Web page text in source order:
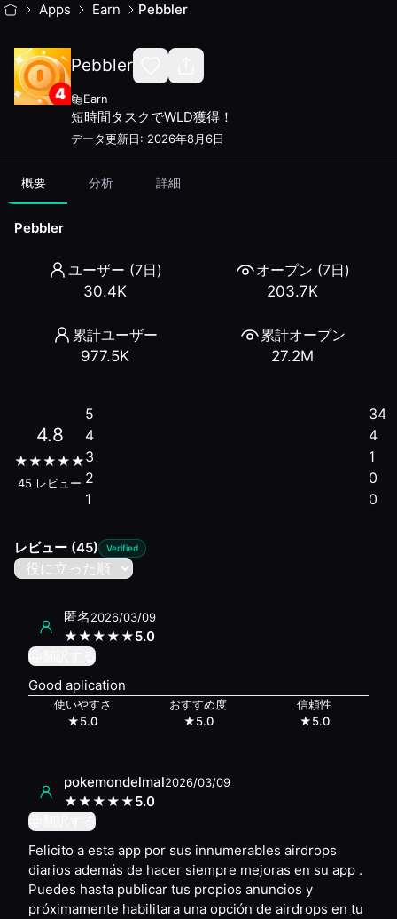
Pebbler— World Mini App Stats & Reviews
Category:Earn
Developer: Bridge Labs
Rank: #11
Users (7d):30.4K
Total Opens (7d):203.7K
Total Users:977.5K
Total Opens: 27.2M
Available since:
Developer Website:
7-day user change:-7.1%
)
3/5 | Usability:3 | Recommendation:3/5 |
Me gusta la aplicación da recompensas pero me gustaría
| Usability:
|
I congratulate this app for its countless daily airdrops as
Rating:4.7/5| Usability:
|
verify good app
| Usability:
|
Rating:5/5| Usability:
Good apps and very fun and favorites apps.you can earn
Excelente! Lo recomiendo encuestas y tareas fáciles y
Rating:5 /5| Usability:5
Buena aplicación para los que quieran reclamar fácilmente
Rating:5/5| Usability:
Very nice app, so many give away
3.7/5| Usability: 3/5| Recommendation:4
World ID Rewards— #2
— # 22
— #
Apps Earn Pebbler
Pebbler
Earn
短時間タスクでWLD獲得！
データ更新日: 2026年8月6日
概要 分析 詳細
Pebbler
ユーザー (7日)
30.4K
オープン (7日)
203.7K
累計ユーザー
977.5K
累計オープン
27.2M
4.8
★★★★★
45 レビュー
5
34
4
4
3
1
2
0
1
0
レビュー (45) Verified
匿名2026/03/09
★★★★★5.0
翻訳する
Good aplication
使いやすさ
★5.0
おすすめ度
★5.0
信頼性
★5.0
pokemondelmal2026/03/09
★★★★★5.0
翻訳する
Felicito a esta app por sus innumerables airdrops
diarios además de hacer siempre mejoras en su app .
Puedes hasta publicar tus propios anuncios y
próximamente habilitara una opción de airdrops en tu